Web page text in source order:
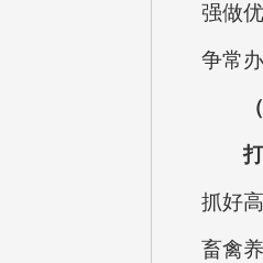
强做
争常
抓好
畜禽